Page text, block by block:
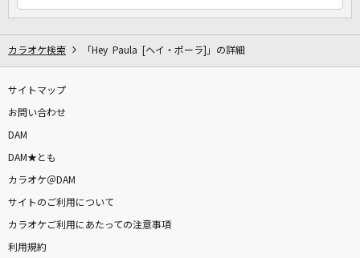
カラオケ検索 「Hey Paula [ヘイ・ポーラ]」の詳細
サイトマップ
お問い合わせ
DAM
DAM★とも
カラオケ＠DAM
サイトのご利用について
カラオケご利用にあたっての注意事項
利用規約